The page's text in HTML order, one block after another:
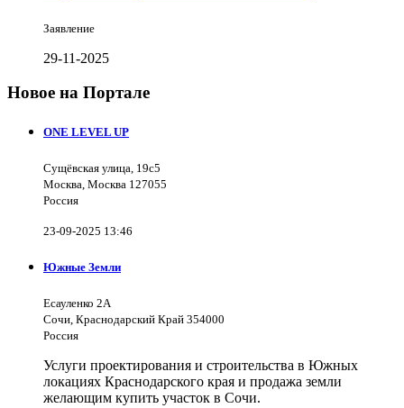
Заявление
29-11-2025
Новое на Портале
ONE LEVEL UP
Сущёвская улица, 19с5
Москва, Москва 127055
Россия
23-09-2025 13:46
Южные Земли
Есауленко 2А
Сочи, Краснодарский Край 354000
Россия
Услуги проектирования и строительства в Южных
локациях Краснодарского края и продажа земли
желающим купить участок в Сочи.